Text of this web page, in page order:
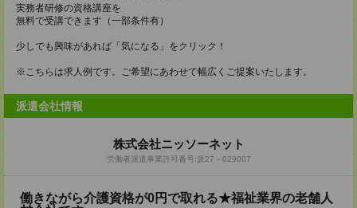
実務者研修の資格講座を
無料で受講できます（一部条件有）
少しでも興味があれば「気になる」をクリック！
※こちらは求人例です。ご希望にあわせて幅広くご提案いたします。
派遣会社情報
株式会社ニッソーネット
労働者派遣事業許可番号:派27－029007
働きながら介護資格が0円で取れる★福祉業界の老舗人